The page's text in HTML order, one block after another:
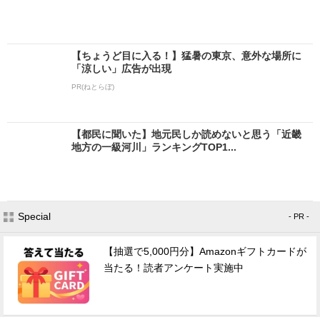
【ちょうど目に入る！】猛暑の東京、意外な場所に
「涼しい」広告が出現
PR(ねとらぼ)
【都民に聞いた】地元民しか読めないと思う「近畿
地方の一級河川」ランキングTOP1...
Special - PR -
【抽選で5,000円分】Amazonギフトカードが
当たる！読者アンケート実施中